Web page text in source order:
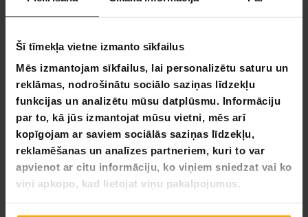
Šī tīmekļa vietne izmanto sīkfailus
Mēs izmantojam sīkfailus, lai personalizētu saturu un
reklāmas, nodrošinātu sociālo saziņas līdzekļu
funkcijas un analizētu mūsu datplūsmu. Informāciju
par to, kā jūs izmantojat mūsu vietni, mēs arī
kopīgojam ar saviem sociālās saziņas līdzekļu,
reklamēšanas un analīzes partneriem, kuri to var
apvienot ar citu informāciju, ko viņiem sniedzat vai ko
viņi apkopo, kad lietojat viņu pakalpojumus.
savienojumu, izslēdzot nepieciešamību pēc īpašiem
lādētājiem.
bateriju, kas nodrošina aptuveni 7-10 dienu lietošanu
ar vienas stundas uzlādi, ļaujot jums pavadīt mazāk
laika uzlādējot un vairāk laika izmantojot ierīci.
Bluetooth savienojamība:bezšuvju savienojums ar
jūsu viedtālruni caur Bluetooth, ļaujot sinhronizēt
datus un viegli piekļūt paziņojumiem.
Veltīta tālruņa lietotne:piekļūstiet uzlabotām
funkcijām un detalizētiem sekošanas datiem caur
veltītu tālruņa lietotni, uzlabojot kopējo lietošanas
pieredzi.
Displejs:
iezīmes 0.96 collu ekrānu ar 80 x 160 pikseļu